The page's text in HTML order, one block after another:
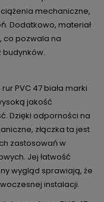
mechaniczne,
Dodatkowo, materiał
co pozwala na
budynków.
PVC 47 biała marki
jakość
Dzięki odporności na
złączka ta jest
zastosowań w
Jej łatwość
wygląd sprawiają, że
instalacji.